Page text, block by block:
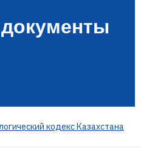
кодекс Казахстана